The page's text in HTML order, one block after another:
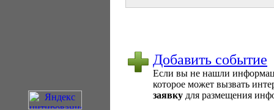
Добавить событие
Если вы не нашли
которое может вызвать
заявку для размещения